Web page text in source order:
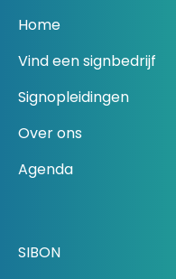
Home
Vind een signbedrijf
Signopleidingen
Over ons
Agenda
SIBON